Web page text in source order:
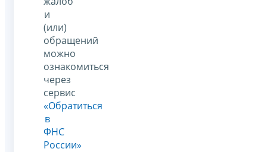
и
(или)
обращений
можно
ознакомиться
через
сервис
«Обратиться
в
ФНС
России»